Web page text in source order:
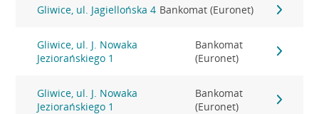
Gliwice, ul. Jagiellońska 4 Bankomat (Euronet)
Gliwice, ul. J. Nowaka
Jeziorańskiego 1
Bankomat
(Euronet)
Gliwice, ul. J. Nowaka
Jeziorańskiego 1
Bankomat
(Euronet)